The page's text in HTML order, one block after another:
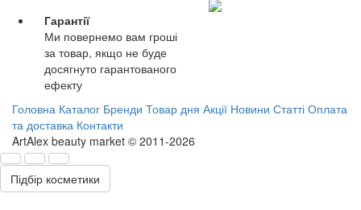
Гарантії
Ми повернемо вам гроші
за товар, якщо не буде
досягнуто гарантованого
ефекту
Головна Каталог Бренди Товар дня Акції Новини Статті Оплата
та доставка Контакти
ArtAlex beauty market © 2011-2026
Підбір косметики